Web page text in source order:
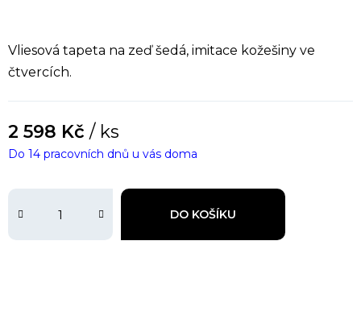
Vliesová tapeta na zeď šedá, imitace kožešiny ve
čtvercích.
2 598 Kč / ks
DO KOŠÍKU
Do 14 pracovních dnů u vás doma